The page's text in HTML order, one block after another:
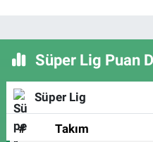
Süper Lig Puan
Süper Lig
# Takım